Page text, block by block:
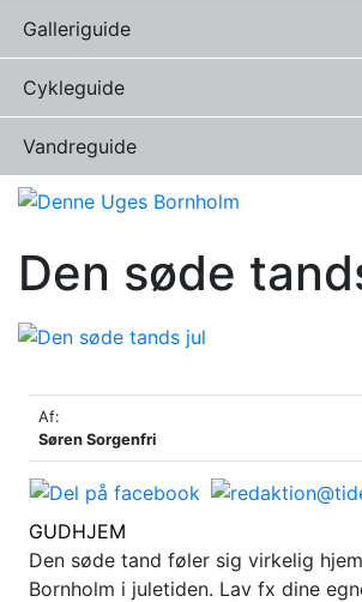
Galleriguide
Cykleguide
Vandreguide
Den søde
Af:
Søren Sorgenfri
GUDHJEM
Den søde tand føler sig virkelig
Bornholm i juletiden. Lav fx dine